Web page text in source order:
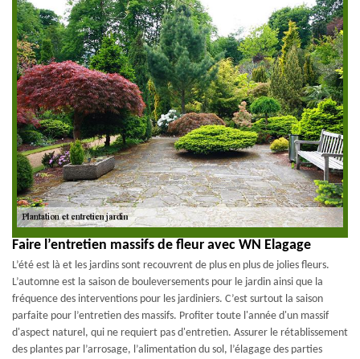
Faire l’entretien massifs de fleur avec WN Elagage
L’été est là et les jardins sont recouvrent de plus en plus de jolies fleurs.
L’automne est la saison de bouleversements pour le jardin ainsi que la
fréquence des interventions pour les jardiniers. C’est surtout la saison
parfaite pour l’entretien des massifs. Profiter toute l'année d'un massif
d'aspect naturel, qui ne requiert pas d'entretien. Assurer le rétablissement
des plantes par l’arrosage, l’alimentation du sol, l’élagage des parties